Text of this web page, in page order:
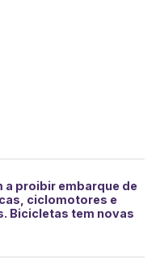
a proibir embarque de
ciclomotores e
Bicicletas tem novas